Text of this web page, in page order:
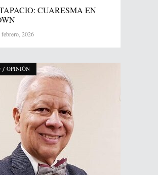
CUARESMA EN
febrero, 2026
/ OPINIÓN